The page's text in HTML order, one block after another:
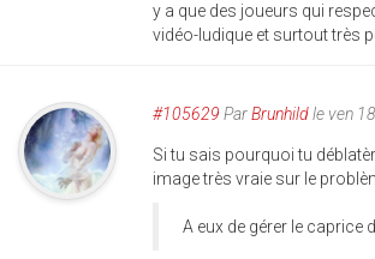
y a que des joueurs qui
vidéo-ludique et surtout très
#105629 ParBrunhildle ven
Si tu sais pourquoi tu
image très vraie sur le
A eux de gérer le caprice